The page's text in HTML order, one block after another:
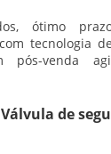
ótimo
tecnologia
venda
de